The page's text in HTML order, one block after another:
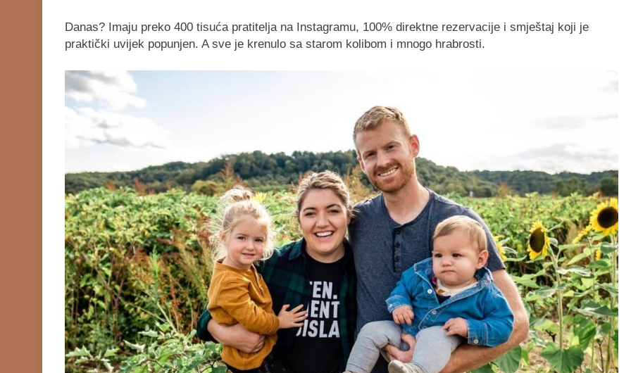
Danas? Imaju preko 400 tisuća pratitelja na Instagramu, 100% direktne rezervacije i smještaj koji je
praktički uvijek popunjen. A sve je krenulo sa starom kolibom i mnogo hrabrosti.
Kućice od lagane čelične konstrukcije
Želite iznajmljivati smještaj? Ne